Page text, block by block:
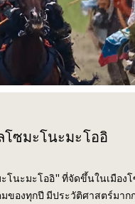
โซมะโนะมะโออิ
โนะมะโออิ" ที่จัดขึ้นในเมือง
ของทุกปี มีประวัติศาสตร์มาก